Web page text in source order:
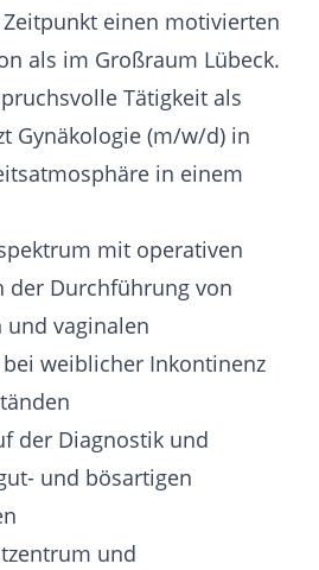
einen motivierten
als im Großraum Lübeck.
Tätigkeit als
Gynäkologie (m/w/d) in
in einem
mit operativen
der Durchführung von
vaginalen
weiblicher Inkontinenz
der Diagnostik und
und bösartigen
und